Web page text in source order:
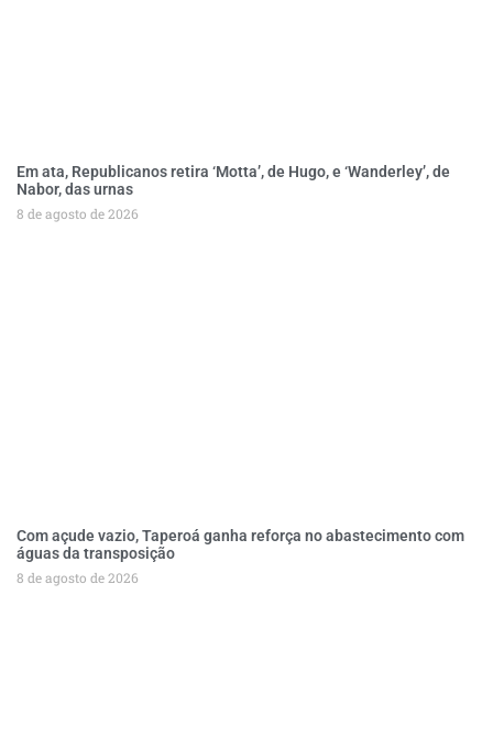
Em ata, Republicanos retira ‘Motta’, de Hugo, e ‘Wanderley’, de
Nabor, das urnas
8 de agosto de 2026
Com açude vazio, Taperoá ganha reforça no abastecimento com
águas da transposição
8 de agosto de 2026